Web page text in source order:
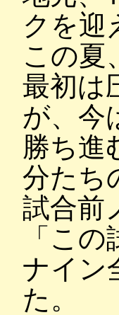
クを迎
この夏
最初は
が、今
勝ち進
分たち
試合前
「こ
ナイン
た。